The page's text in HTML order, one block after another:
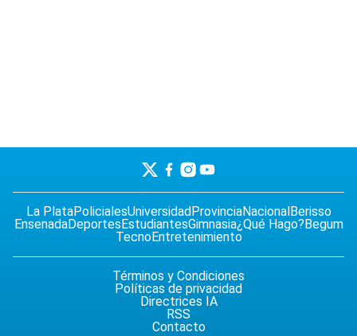
La PlataPolicialesUniversidadProvinciaNacionalBerisso
EnsenadaDeportesEstudiantesGimnasia¿Qué Hago?Begum
TecnoEntretenimiento
Términos y Condiciones
Políticas de privacidad
Directrices IA
RSS
Contacto